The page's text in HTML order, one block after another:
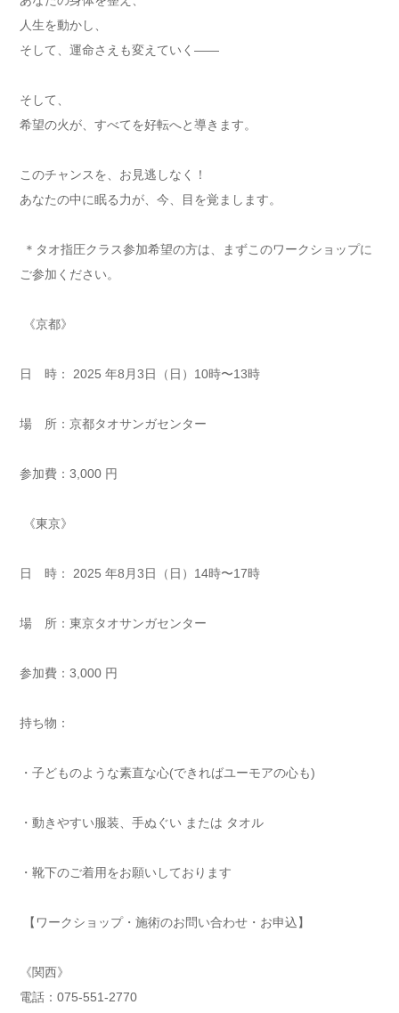
人生を動かし、
そして、運命さえも変えていく——
そして、
希望の火が、すべてを好転へと導きます。
このチャンスを、お見逃しなく！
あなたの中に眠る力が、今、目を覚まします。
＊タオ指圧クラス参加希望の方は、
まずこのワークショップに
ご参加ください。
《京都》
日 時： 2025 年8月3日（日）10時〜13時
場 所：京都タオサンガセンター
参加費：3,000 円
《東京》
日 時： 2025 年8月3日（日）14時〜17時
場 所：東京タオサンガセンター
参加費：3,000 円
持ち物：
・子どものような素直な心(できればユーモアの心も)
・動きやすい服装、手ぬぐい または タオル
・靴下のご着用をお願いしております
【ワークショップ・施術のお問い合わせ・お申込】
《関西》
電話：075-551-2770